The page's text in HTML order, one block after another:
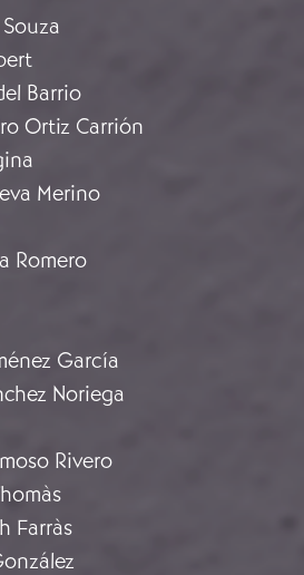
Barrio
Ortiz Carrión
Merino
Romero
García
Noriega
Rivero
Farràs